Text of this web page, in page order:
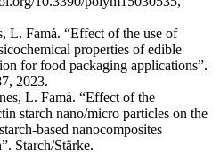
L. Famá. “Effect of the use of
properties of edible
for food packaging applications”.
2023.
L. Famá. “Effect of the
starch nano/micro particles on the
based nanocomposites
Starch/Stärke.